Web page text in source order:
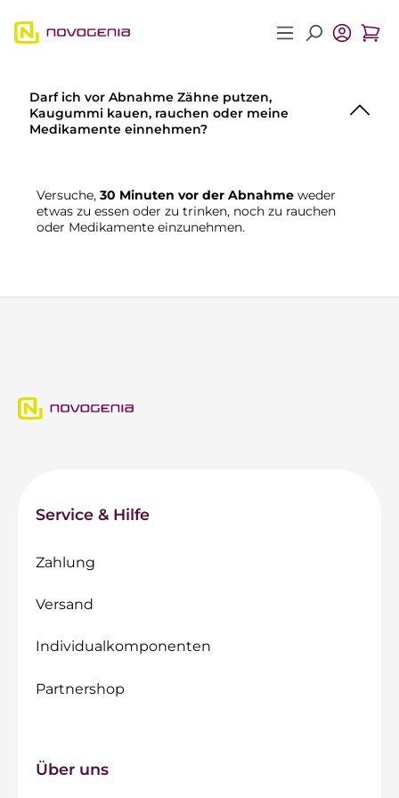
Zum Hauptinhalt springen
Darf ich vor Abnahme Zähne putzen,
Kaugummi kauen, rauchen oder meine
Medikamente einnehmen?
Versuche, 30 Minuten vor der Abnahme weder
etwas zu essen oder zu trinken, noch zu rauchen
oder Medikamente einzunehmen.
Service & Hilfe
Zahlung
Versand
Individualkomponenten
Partnershop
Über uns